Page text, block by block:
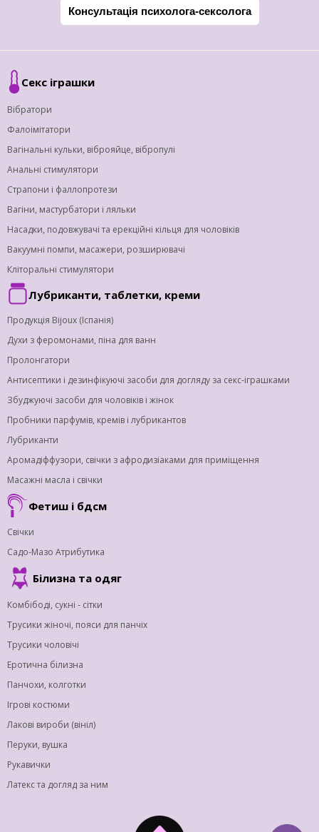
Консультація психолога-сексолога
Секс іграшки
Вібратори
Фалоімітатори
Вагінальні кульки, віброяйце, вібропулі
Анальні стимулятори
Страпони і фаллопротези
Вагіни, мастурбатори і ляльки
Насадки, подовжувачі та ерекційні кільця для чоловіків
Вакуумні помпи, масажери, розширювачі
Кліторальні стимулятори
Лубриканти, таблетки, креми
Продукція Bijoux (Іспанія)
Духи з феромонами, піна для ванн
Пролонгатори
Антисептики і дезинфікуючі засоби для догляду за секс-іграшками
Збуджуючі засоби для чоловіків і жінок
Пробники парфумів, кремів і лубрикантов
Лубриканти
Аромадіффузори, свічки з афродизіаками для приміщення
Масажні масла і свічки
Фетиш і бдсм
Свічки
Садо-Мазо Атрибутика
Білизна та одяг
Комбібоді, сукні - сітки
Трусики жіночі, пояси для панчіх
Трусики чоловічі
Еротична білизна
Панчохи, колготки
Ігрові костюми
Лакові вироби (вініл)
Перуки, вушка
Рукавички
Латекс та догляд за ним